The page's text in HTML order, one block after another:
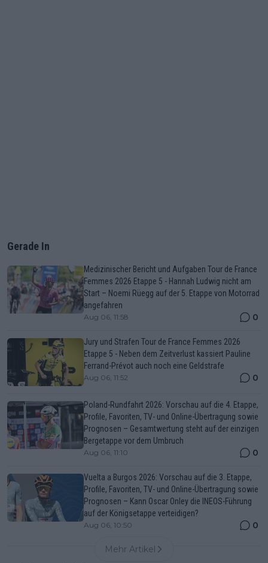
Gerade In
Medizinischer Bericht und Aufgaben Tour de France
Femmes 2026 Etappe 5 - Hannah Ludwig nicht am
Start – Noemi Rüegg auf der 5. Etappe von Motorrad
angefahren
Aug 06, 11:58 0
Jury und Strafen Tour de France Femmes 2026
Etappe 5 - Neben dem Zeitverlust kassiert Pauline
Ferrand-Prévot auch noch eine Geldstrafe
Aug 06, 11:52 0
Poland-Rundfahrt 2026: Vorschau auf die 4. Etappe,
Profile, Favoriten, TV- und Online-Übertragung sowie
Prognosen – Gesamtwertung steht auf der einzigen
Bergetappe vor dem Umbruch
Aug 06, 11:10 0
Vuelta a Burgos 2026: Vorschau auf die 3. Etappe,
Profile, Favoriten, TV- und Online-Übertragung sowie
Prognosen – Kann Oscar Onley die INEOS-Führung
auf der Königsetappe verteidigen?
Aug 06, 10:50 0
Mehr Artikel